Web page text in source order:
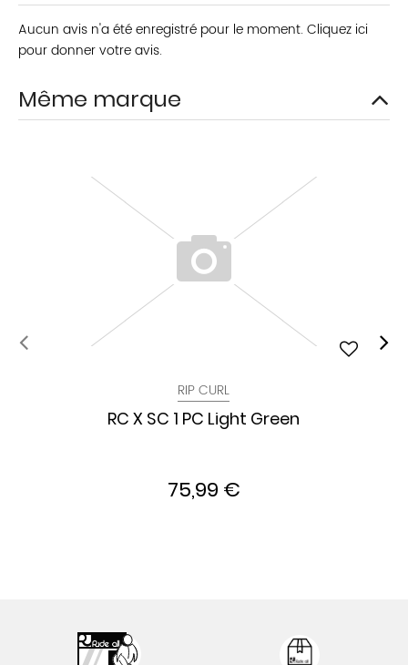
Aucun avis n'a été enregistré pour le moment. Cliquez ici
pour donner votre avis.
Même marque
RIP CURL
RC X SC 1 PC Light Green
75,99 €